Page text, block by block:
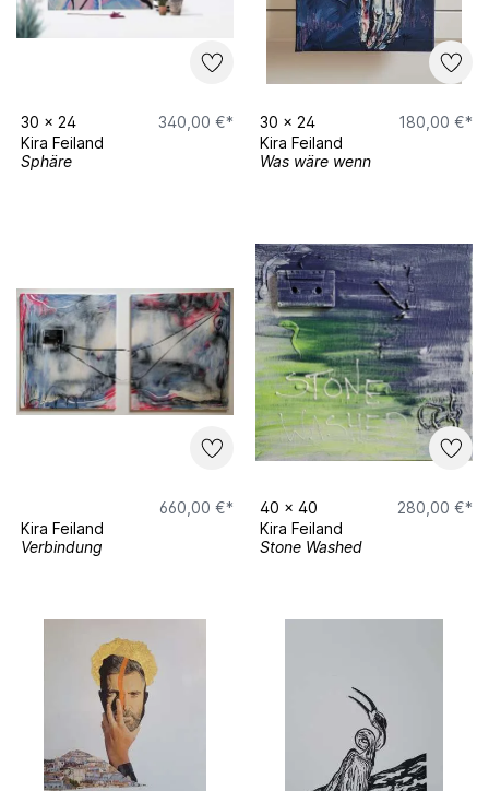
30 x 24
340,00 €*
Kira Feiland
Sphäre
30 x 24
180,00 €*
Kira Feiland
Was wäre wenn
660,00 €*
Kira Feiland
Verbindung
40 x 40
280,00 €*
Kira Feiland
Stone Washed